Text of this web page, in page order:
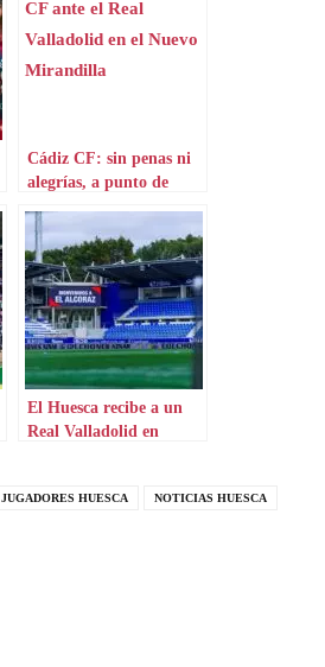
Cádiz CF: sin penas ni
alegrías, a punto de
El Huesca recibe a un
Real Valladolid en
JUGADORES HUESCA NOTICIAS HUESCA